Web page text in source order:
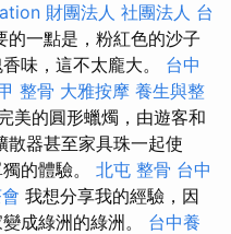
財團法人 社團法人 台
的一點是，粉紅色的沙子
味，這不太龐大。 台中
整骨 大雅按摩 養生與整
美的圓形蠟燭，由遊客和
散器甚至家具珠一起使
的體驗。 北屯 整骨 台中
我想分享我的經驗，因
成綠洲的綠洲。 台中養